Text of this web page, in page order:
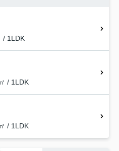
/ 1LDK
/ 1LDK
/ 1LDK